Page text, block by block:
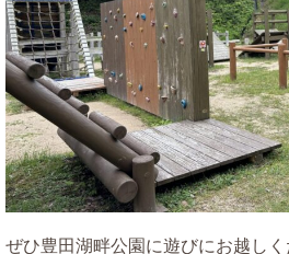
ぜひ豊田湖畔公園に遊びにお越し